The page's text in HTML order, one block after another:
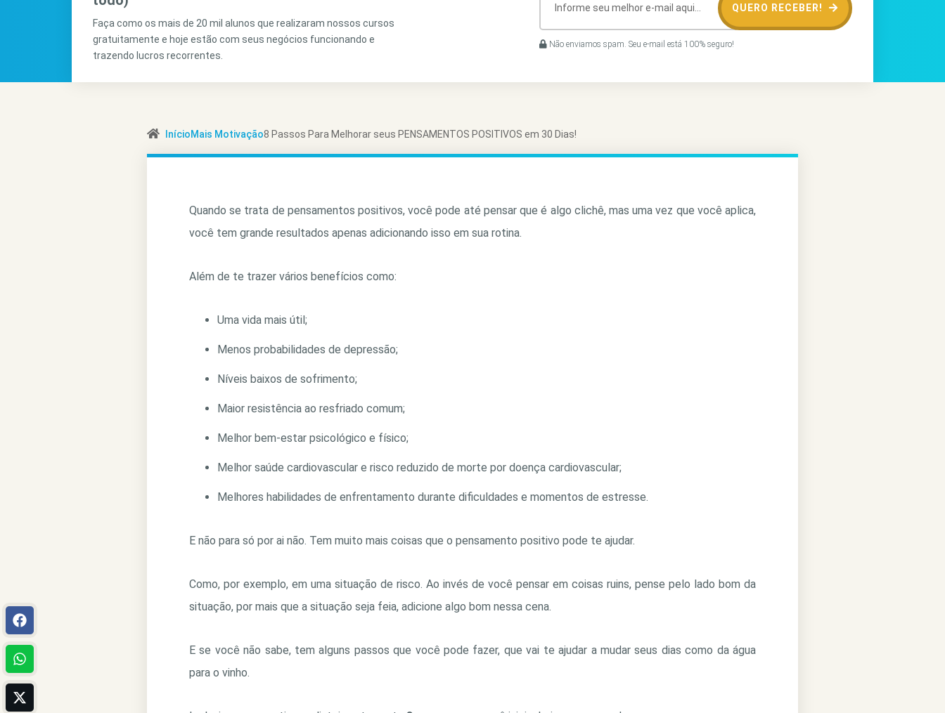
Faça como os mais de 20 mil alunos que realizaram nossos cursos
gratuitamente e hoje estão com seus negócios funcionando e
trazendo lucros recorrentes.
Não enviamos spam. Seu e-mail está 100% seguro!
QUERO RECEBER!
InícioMais Motivação8 Passos Para Melhorar seus PENSAMENTOS POSITIVOS em 30 Dias!
Quando se trata de pensamentos positivos, você pode até pensar que é algo clichê, mas uma vez que você aplica,
você tem grande resultados apenas adicionando isso em sua rotina.
Além de te trazer vários benefícios como:
Uma vida mais útil;
Menos probabilidades de depressão;
Níveis baixos de sofrimento;
Maior resistência ao resfriado comum;
Melhor bem-estar psicológico e físico;
Melhor saúde cardiovascular e risco reduzido de morte por doença cardiovascular;
Melhores habilidades de enfrentamento durante dificuldades e momentos de estresse.
E não para só por ai não. Tem muito mais coisas que o pensamento positivo pode te ajudar.
Como, por exemplo, em uma situação de risco. Ao invés de você pensar em coisas ruins, pense pelo lado bom da
situação, por mais que a situação seja feia, adicione algo bom nessa cena.
E se você não sabe, tem alguns passos que você pode fazer, que vai te ajudar a mudar seus dias como da água
para o vinho.